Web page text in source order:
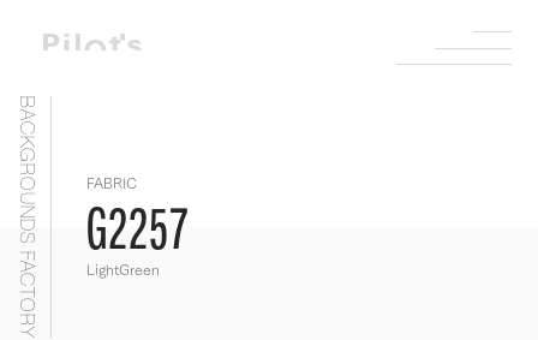
BACKGROUNDS FACTORY FABRIC
G2257
LightGreen